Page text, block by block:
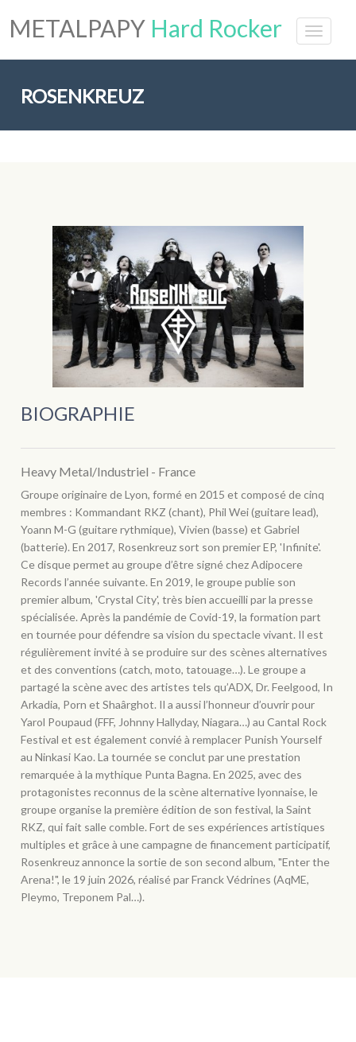
METALPAPY Hard Rocker
ROSENKREUZ
BIOGRAPHIE
Heavy Metal/Industriel - France
Groupe originaire de Lyon, formé en 2015 et composé de cinq
membres : Kommandant RKZ (chant), Phil Wei (guitare lead),
Yoann M-G (guitare rythmique), Vivien (basse) et Gabriel
(batterie). En 2017, Rosenkreuz sort son premier EP, 'Infinite'.
Ce disque permet au groupe d’être signé chez Adipocere
Records l’année suivante. En 2019, le groupe publie son
premier album, 'Crystal City', très bien accueilli par la presse
spécialisée. Après la pandémie de Covid-19, la formation part
en tournée pour défendre sa vision du spectacle vivant. Il est
régulièrement invité à se produire sur des scènes alternatives
et des conventions (catch, moto, tatouage…). Le groupe a
partagé la scène avec des artistes tels qu’ADX, Dr. Feelgood, In
Arkadia, Porn et Shaârghot. Il a aussi l’honneur d’ouvrir pour
Yarol Poupaud (FFF, Johnny Hallyday, Niagara…) au Cantal Rock
Festival et est également convié à remplacer Punish Yourself
au Ninkasi Kao. La tournée se conclut par une prestation
remarquée à la mythique Punta Bagna. En 2025, avec des
protagonistes reconnus de la scène alternative lyonnaise, le
groupe organise la première édition de son festival, la Saint
RKZ, qui fait salle comble. Fort de ses expériences artistiques
multiples et grâce à une campagne de financement participatif,
Rosenkreuz annonce la sortie de son second album, "Enter the
Arena!", le 19 juin 2026, réalisé par Franck Védrines (AqME,
Pleymo, Treponem Pal…).